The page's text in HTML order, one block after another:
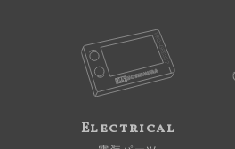
Electrical